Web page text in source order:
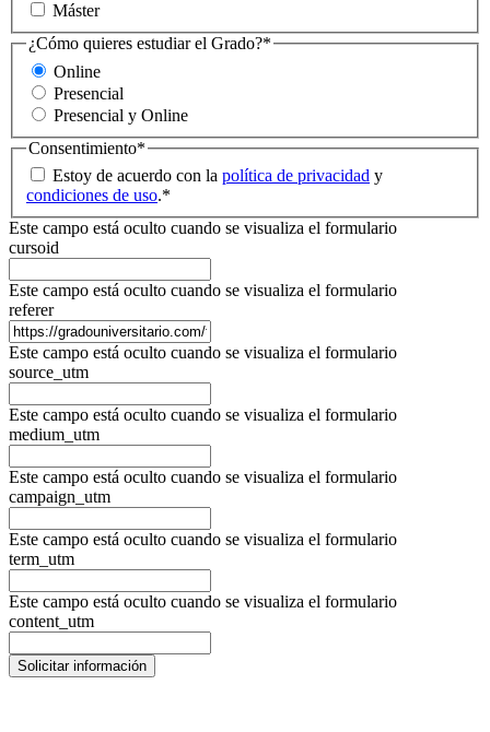
Máster
¿Cómo quieres estudiar el Grado?*
Online
Presencial
Presencial y Online
Consentimiento*
Estoy de acuerdo con la política de privacidad y
condiciones de uso.*
Este campo está oculto cuando se visualiza el formulario
cursoid
Este campo está oculto cuando se visualiza el formulario
referer
Este campo está oculto cuando se visualiza el formulario
source_utm
Este campo está oculto cuando se visualiza el formulario
medium_utm
Este campo está oculto cuando se visualiza el formulario
campaign_utm
Este campo está oculto cuando se visualiza el formulario
term_utm
Este campo está oculto cuando se visualiza el formulario
content_utm